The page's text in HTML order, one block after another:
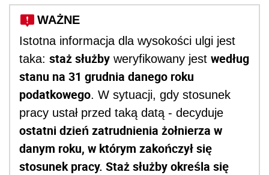
WAŻNE
Istotna informacja dla wysokości ulgi jest
taka: staż służby weryfikowany jest według
stanu na 31 grudnia danego roku
podatkowego. W sytuacji, gdy stosunek
pracy ustał przed taką datą - decyduje
ostatni dzień zatrudnienia żołnierza w
danym roku, w którym zakończył się
stosunek pracy. Staż służby określa się